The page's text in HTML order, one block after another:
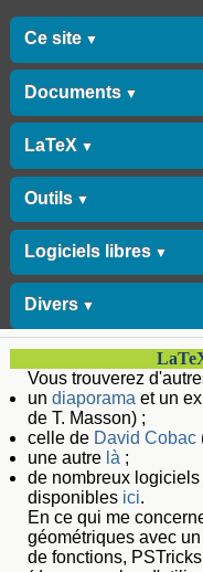
Ce site▼
Documents▼
LaTeX▼
Outils▼
Logiciels libres▼
Divers▼
Vous trouverez
un diaporama et un
de T. Masson) ;
celle de David Cobac
une autre là ;
de nombreux
disponibles ici.
En ce qui me
géométriques avec
de fonctions,